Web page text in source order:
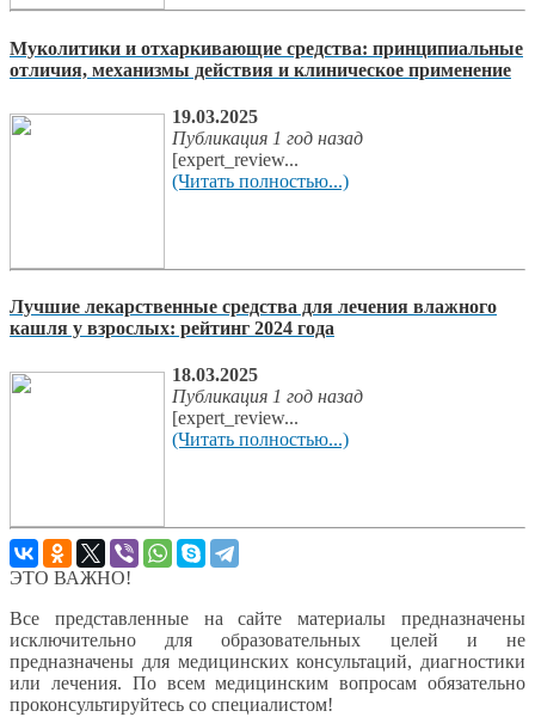
Муколитики и отхаркивающие средства: принципиальные
отличия, механизмы действия и клиническое применение
19.03.2025
Публикация 1 год назад
[expert_review...
(Читать полностью...)
Лучшие лекарственные средства для лечения влажного
кашля у взрослых: рейтинг 2024 года
18.03.2025
Публикация 1 год назад
[expert_review...
(Читать полностью...)
ЭТО ВАЖНО!
Все представленные на сайте материалы предназначены
исключительно для образовательных целей и не
предназначены для медицинских консультаций, диагностики
или лечения. По всем медицинским вопросам обязательно
проконсультируйтесь со специалистом!